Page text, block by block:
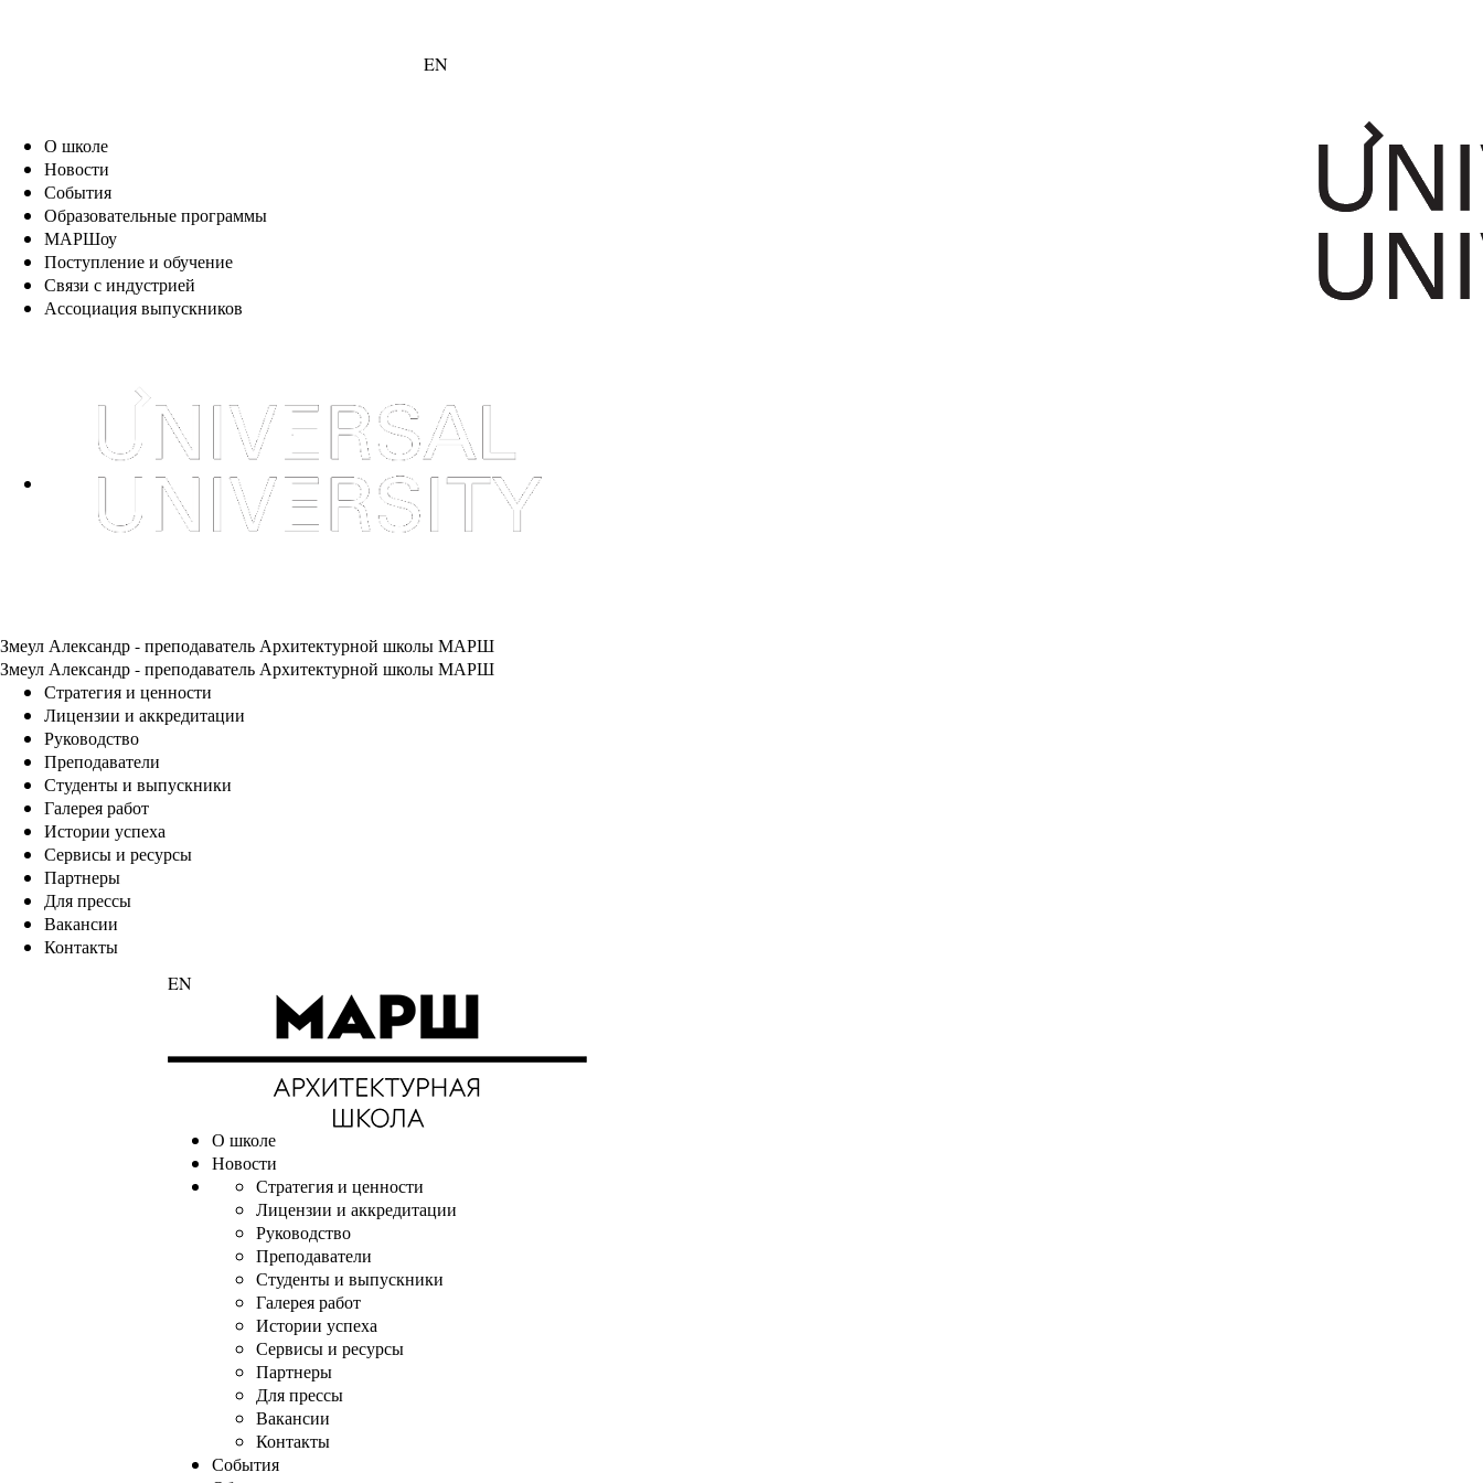
EN
О школе
Новости
События
Образовательные программы
МАРШоу
Поступление и обучение
Связи с индустрией
Ассоциация выпускников
Змеул Александр - преподаватель Архитектурной школы МАРШ
Змеул Александр - преподаватель Архитектурной школы МАРШ
Стратегия и ценности
Лицензии и аккредитации
Руководство
Преподаватели
Студенты и выпускники
Галерея работ
Истории успеха
Сервисы и ресурсы
Партнеры
Для прессы
Вакансии
Контакты
EN
О школе
Новости
Стратегия и ценности
Лицензии и аккредитации
Руководство
Преподаватели
Студенты и выпускники
Галерея работ
Истории успеха
Сервисы и ресурсы
Партнеры
Для прессы
Вакансии
Контакты
События